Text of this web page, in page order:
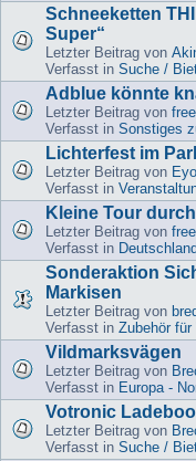
Schneeketten
Super“
Letzter Beitrag von
Verfasst in Suche /
Adblue könnte
Letzter Beitrag von
Verfasst in Sonstiges
Lichterfest im
Letzter Beitrag von Eyo
Verfasst in
Kleine Tour
Letzter Beitrag von
Verfasst in Deutschland
Sonderaktion
Markisen
Letzter Beitrag von
Verfasst in Zubehör
Vildmarksvägen
Letzter Beitrag von
Verfasst in Europa -
Votronic
Letzter Beitrag von
Verfasst in Suche /